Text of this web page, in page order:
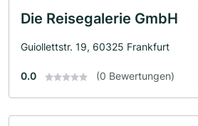
Die Reisegalerie GmbH
Guiollettstr. 19, 60325 Frankfurt
0.0 (0 Bewertungen)